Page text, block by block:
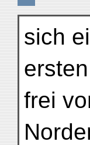
sich
frei